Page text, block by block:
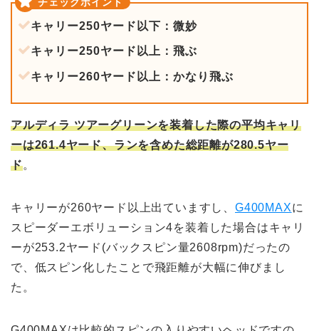
キャリー250ヤード以下：微妙
キャリー250ヤード以上：飛ぶ
キャリー260ヤード以上：かなり飛ぶ
アルディラ ツアーグリーンを装着した際の平均キャリ
ーは261.4ヤード、ランを含めた総距離が280.5ヤー
ド。
キャリーが260ヤード以上出ていますし、 G400MAXに
スピーダーエボリューション4を装着した場合はキャリ
ーが253.2ヤード(バックスピン量2608rpm)だったの
で、低スピン化したことで飛距離が大幅に伸びまし
た。